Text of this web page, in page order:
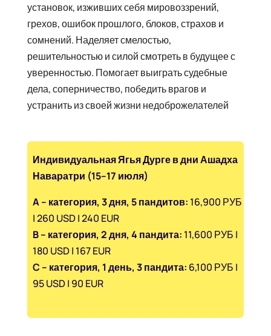
установок, изживших себя мировоззрений,
грехов, ошибок прошлого, блоков, страхов и
сомнений. Наделяет смелостью,
решительностью и силой смотреть в будущее с
уверенностью. Помогает выиграть судебные
дела, соперничество, победить врагов и
устранить из своей жизни недоброжелателей
Индивидуальная Ягья Дурге в дни Ашадха
Наваратри (15–17 июля)
A – категория, 3 дня, 5 пандитов: 16,900 РУБ
| 260 USD | 240 EUR
B – категория, 2 дня, 4 пандита: 11,600 РУБ |
180 USD | 167 EUR
C – категория, 1 день, 3 пандита: 6,100 РУБ |
95 USD | 90 EUR